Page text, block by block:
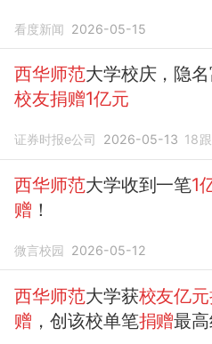
看度新闻 2026-05-15
西华师范大学校庆，隐
校友捐赠1亿元
证券时报e公司 2026-05-13 18
西华师范大学收到一笔1
赠 ！
微言校园 2026-05-12
西华师范大学获校友亿
赠 ，创该校单笔捐赠最